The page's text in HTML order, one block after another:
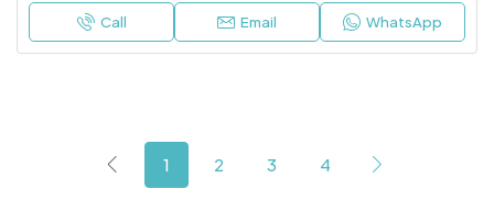
Call Email WhatsApp
1 2 3 4